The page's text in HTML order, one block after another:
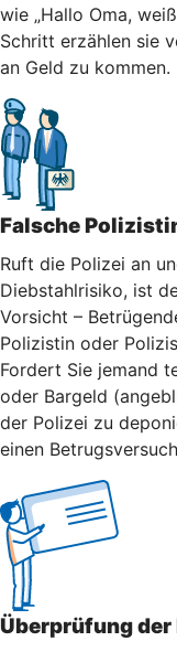
wie „Hallo Oma,
Schritt erzählen sie
an Geld zu kommen.
Falsche
Ruft die Polizei an
Diebstahlrisiko, ist
Vorsicht –
Polizistin oder
Fordert Sie jemand
oder Bargeld
der Polizei zu
einen
Überprüfung